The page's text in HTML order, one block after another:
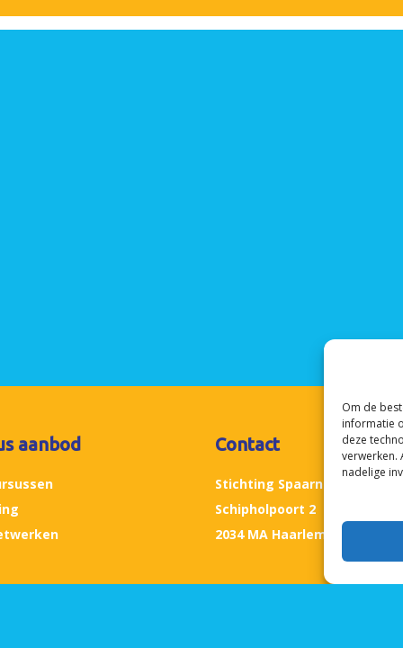
Om de
informatie
deze
verwerken.
nadelige
aanbod Contact
Stichting Spaarnesant
Schipholpoort 2
2034 MA Haarlem